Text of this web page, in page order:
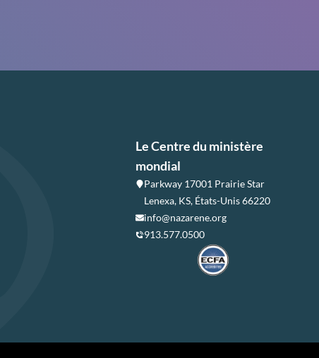
Le Centre du ministère
mondial
Parkway 17001 Prairie Star
Lenexa, KS, États-Unis 66220
info@nazarene.org
913.577.0500